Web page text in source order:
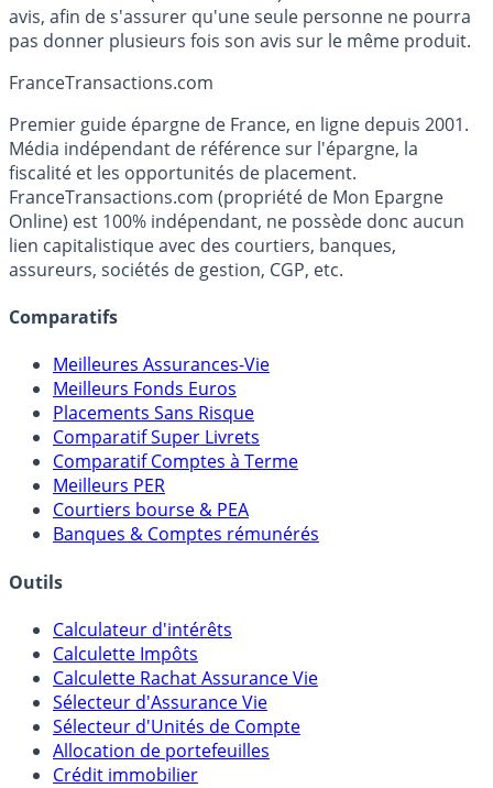
avis, afin de s'assurer qu'une seule personne ne pourra
pas donner plusieurs fois son avis sur le même produit.
FranceTransactions.com
Premier guide épargne de France, en ligne depuis 2001.
Média indépendant de référence sur l'épargne, la
fiscalité et les opportunités de placement.
FranceTransactions.com (propriété de Mon Epargne
Online) est 100% indépendant, ne possède donc aucun
lien capitalistique avec des courtiers, banques,
assureurs, sociétés de gestion, CGP, etc.
Comparatifs
Meilleures Assurances-Vie
Meilleurs Fonds Euros
Placements Sans Risque
Comparatif Super Livrets
Comparatif Comptes à Terme
Meilleurs PER
Courtiers bourse & PEA
Banques & Comptes rémunérés
Outils
Calculateur d'intérêts
Calculette Impôts
Calculette Rachat Assurance Vie
Sélecteur d'Assurance Vie
Sélecteur d'Unités de Compte
Allocation de portefeuilles
Crédit immobilier